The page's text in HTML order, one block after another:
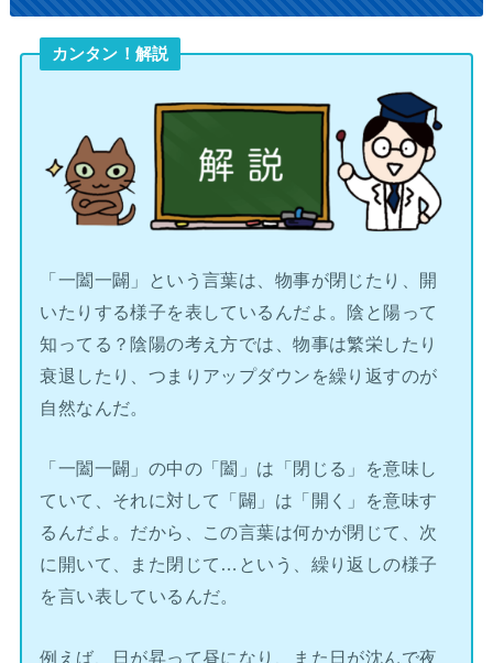
カンタン！解説
「一闔一闢」という言葉は、物事が閉じたり、開
いたりする様子を表しているんだよ。陰と陽って
知ってる？陰陽の考え方では、物事は繁栄したり
衰退したり、つまりアップダウンを繰り返すのが
自然なんだ。
「一闔一闢」の中の「闔」は「閉じる」を意味し
ていて、それに対して「闢」は「開く」を意味す
るんだよ。だから、この言葉は何かが閉じて、次
に開いて、また閉じて…という、繰り返しの様子
を言い表しているんだ。
例えば、日が昇って昼になり、また日が沈んで夜